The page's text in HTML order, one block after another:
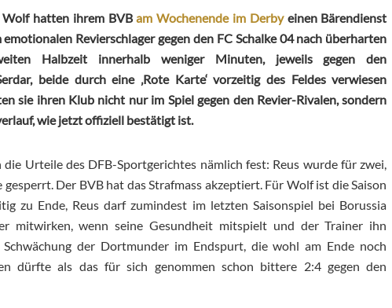
Wolf hatten ihrem BVBam Wochenende im Derbyeinen Bärendienst
Revierschlager gegen den FC Schalke 04 nach überharten
Halbzeit innerhalb weniger Minuten, jeweils gegen den
beide durch eine ‚Rote Karte‘ vorzeitig des Feldes verwiesen
sie ihren Klub nicht nur im Spiel gegen den Revier-Rivalen, sondern
wie jetzt offiziell bestätigt ist.
Urteile des DFB-Sportgerichtes nämlich fest: Reus wurde für zwei,
Der BVB hat das Strafmass akzeptiert. Für Wolf ist die Saison
zu Ende, Reus darf zumindest im letzten Saisonspiel bei Borussia
mitwirken, wenn seine Gesundheit mitspielt und der Trainer ihn
der Dortmunder im Endspurt, die wohl am Ende noch
dürfte als das für sich genommen schon bittere 2:4 gegen den